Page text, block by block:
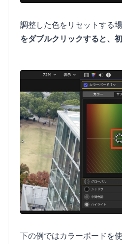
調整した色をリセットする
をダブルクリックすると、
下の例ではカラーボードを